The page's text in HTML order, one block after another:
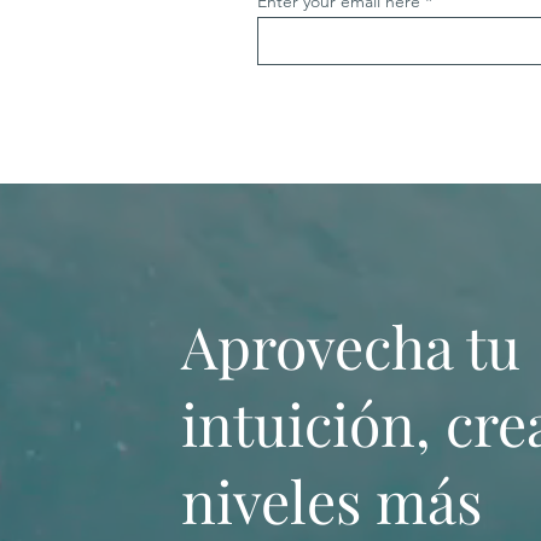
Aprovecha tu
intuición,
niveles más